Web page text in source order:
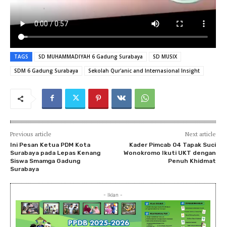
TAGS SD MUHAMMADIYAH 6 Gadung Surabaya
SD MUSIX
SDM 6 Gadung Surabaya
Sekolah Qur'anic and Internasional Insight
Previous article
Ini Pesan Ketua PDM Kota
Surabaya pada Lepas Kenang
Siswa Smamga Gadung
Surabaya
Next article
Kader Pimcab 04 Tapak Suci
Wonokromo Ikuti UKT dengan
Penuh Khidmat
- Iklan -